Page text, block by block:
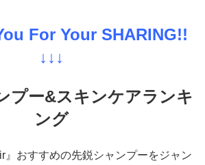
For Your SHARING!!
↓↓↓
プー&スキンケアランキ
ング
』おすすめの先鋭シャンプーをジャン